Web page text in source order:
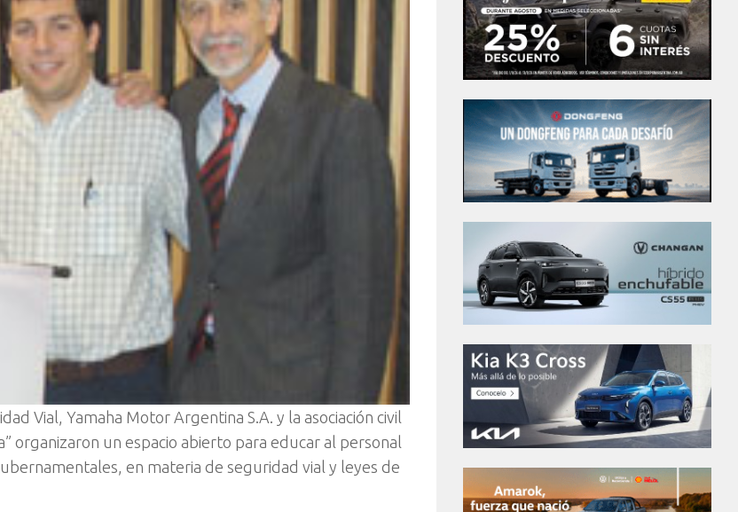
Vial, Yamaha Motor Argentina S.A. y la asociación civil
organizaron un espacio abierto para educar al personal
en materia de seguridad vial y leyes de